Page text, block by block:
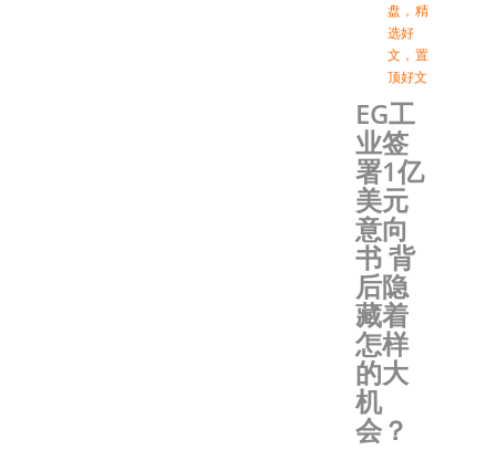
盘 ， 精
选好
文 ， 置
顶好文
EG工
业签
署1亿
美元
意向
书 背
后隐
藏着
怎样
的大
机
会？